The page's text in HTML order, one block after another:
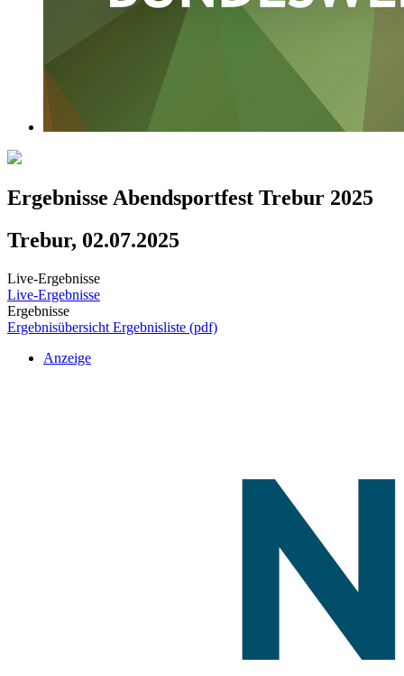
Ergebnisse Abendsportfest Trebur 2025
Trebur, 02.07.2025
Live-Ergebnisse
Live-Ergebnisse
Ergebnisse
Ergebnisübersicht Ergebnisliste (pdf)
Anzeige